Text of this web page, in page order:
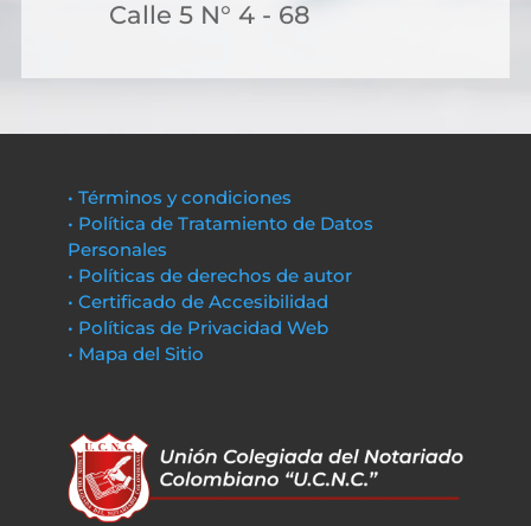
Calle 5 N° 4 - 68
• Términos y condiciones
• Política de Tratamiento de Datos
Personales
• Políticas de derechos de autor
• Certificado de Accesibilidad
• Políticas de Privacidad Web
• Mapa del Sitio